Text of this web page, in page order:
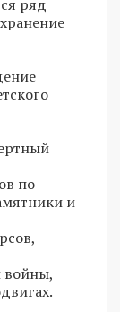
ряд
по
и
войны,